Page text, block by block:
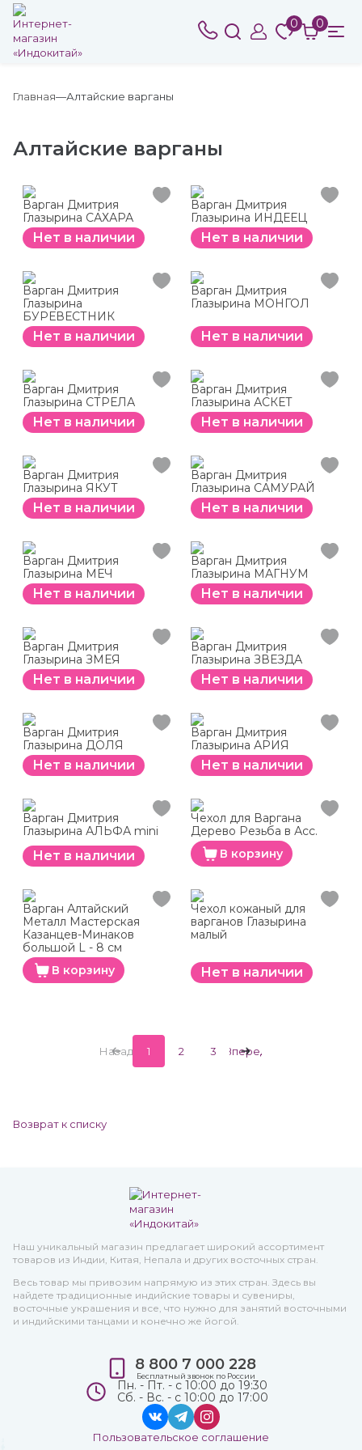
0 0
Главная Алтайские варганы
Алтайские варганы
Варган Дмитрия
Глазырина САХАРА
Нет в наличии
Варган Дмитрия
Глазырина ИНДЕЕЦ
Нет в наличии
Варган Дмитрия
Глазырина
БУРЕВЕСТНИК
Нет в наличии
Варган Дмитрия
Глазырина МОНГОЛ
Нет в наличии
Варган Дмитрия
Глазырина СТРЕЛА
Нет в наличии
Варган Дмитрия
Глазырина АСКЕТ
Нет в наличии
Варган Дмитрия
Глазырина ЯКУТ
Нет в наличии
Варган Дмитрия
Глазырина САМУРАЙ
Нет в наличии
Варган Дмитрия
Глазырина МЕЧ
Нет в наличии
Варган Дмитрия
Глазырина МАГНУМ
Нет в наличии
Варган Дмитрия
Глазырина ЗМЕЯ
Нет в наличии
Варган Дмитрия
Глазырина ЗВЕЗДА
Нет в наличии
Варган Дмитрия
Глазырина ДОЛЯ
Нет в наличии
Варган Дмитрия
Глазырина АРИЯ
Нет в наличии
Варган Дмитрия
Глазырина АЛЬФА mini
Нет в наличии
Чехол для Варгана
Дерево Резьба в Асс.
В корзину
Варган Алтайский
Металл Мастерская
Казанцев-Минаков
большой L - 8 см
В корзину
Чехол кожаный для
варганов Глазырина
малый
Нет в наличии
Назад 1 2 3 Вперед
Возврат к списку
Наш уникальный магазин предлагает широкий ассортимент
товаров из Индии, Китая, Непала и других восточных стран.
Весь товар мы привозим напрямую из этих стран. Здесь вы
найдете традиционные индийские товары и сувениры,
восточные украшения и все, что нужно для занятий восточными
и индийскими танцами и конечно же йогой.
8 800 7 000 228
Бесплатный звонок по России
Пн. - Пт. - с 10:00 до 19:30
Сб. - Вс. - с 10:00 до 17:00
Пользовательское соглашение